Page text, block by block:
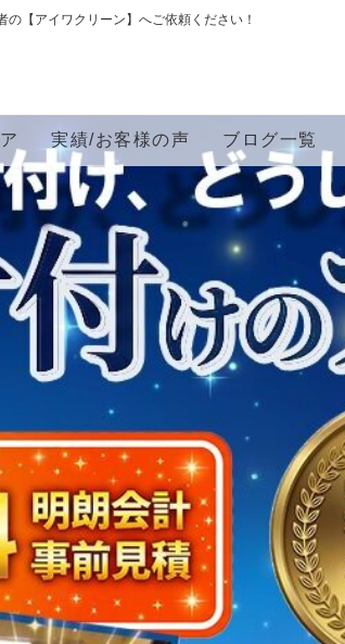
【アイワクリーン】へご依頼ください！
実績/お客様の声 ブログ一覧